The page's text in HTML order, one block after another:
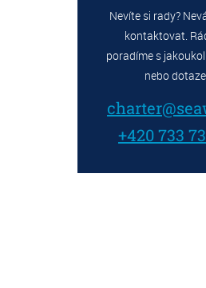
Nevíte si rady?
kontaktovat.
poradíme s
nebo
+420 733